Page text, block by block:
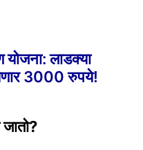
योजना: लाडक्या
3000 रुपये!